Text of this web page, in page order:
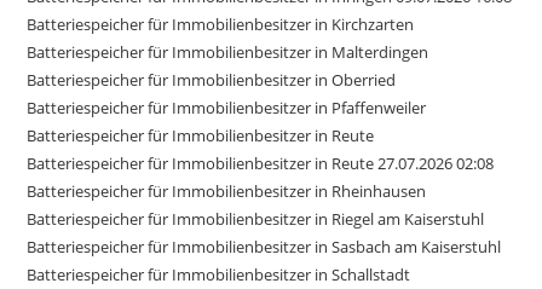
Batteriespeicher für Immobilienbesitzer in Kirchzarten
Batteriespeicher für Immobilienbesitzer in Malterdingen
Batteriespeicher für Immobilienbesitzer in Oberried
Batteriespeicher für Immobilienbesitzer in Pfaffenweiler
Batteriespeicher für Immobilienbesitzer in Reute
Batteriespeicher für Immobilienbesitzer in Reute 27.07.2026 02:08
Batteriespeicher für Immobilienbesitzer in Rheinhausen
Batteriespeicher für Immobilienbesitzer in Riegel am Kaiserstuhl
Batteriespeicher für Immobilienbesitzer in Sasbach am Kaiserstuhl
Batteriespeicher für Immobilienbesitzer in Schallstadt